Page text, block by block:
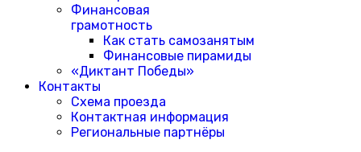
Финансовая
грамотность
Как стать самозанятым
Финансовые пирамиды
«Диктант Победы»
Контакты
Схема проезда
Контактная информация
Региональные партнёры